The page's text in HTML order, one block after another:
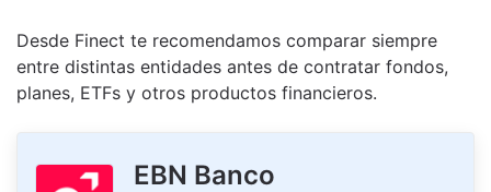
Desde Finect te recomendamos comparar siempre
entre distintas entidades antes de contratar fondos,
planes, ETFs y otros productos financieros.
EBN Banco